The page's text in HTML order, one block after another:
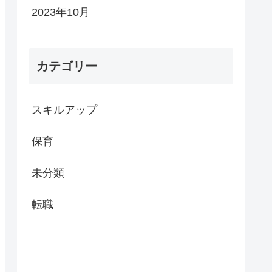
2023年10月
カテゴリー
スキルアップ
保育
未分類
転職